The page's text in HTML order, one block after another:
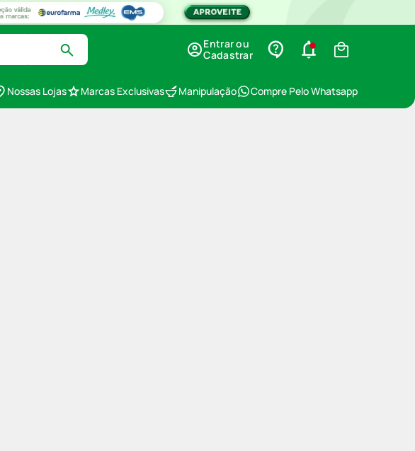
Entrar ou
Cadastrar
Nossas Lojas Marcas Exclusivas Manipulação Compre Pelo Whatsapp